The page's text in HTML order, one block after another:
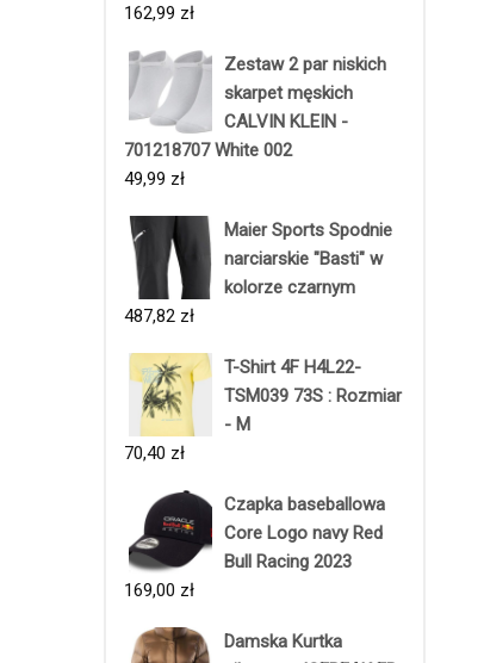
162,99 zł
Zestaw 2 par niskich
skarpet męskich
CALVIN KLEIN -
701218707 White 002
49,99 zł
Maier Sports Spodnie
narciarskie "Basti" w
kolorze czarnym
487,82 zł
T-Shirt 4F H4L22-
TSM039 73S : Rozmiar
- M
70,40 zł
Czapka baseballowa
Core Logo navy Red
Bull Racing 2023
169,00 zł
Damska Kurtka